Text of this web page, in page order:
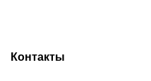
Контакты